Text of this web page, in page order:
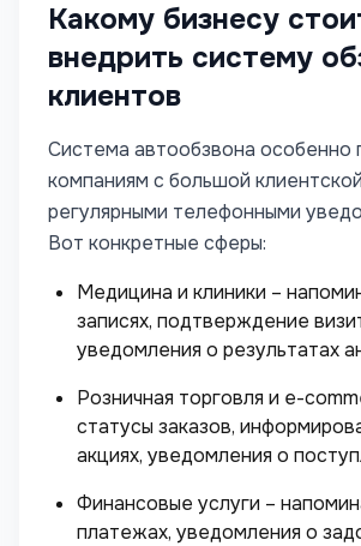
Какому бизнесу
внедрить систему
клиентов
Система автообзвона особенно
компаниям с большой
регулярными телефонными
Вот конкретные сферы:
Медицина и клиники –
записях, подтверждение
уведомления о результатах
Розничная торговля и e-
статусы заказов,
акциях, уведомления о
Финансовые услуги –
платежах, уведомления о